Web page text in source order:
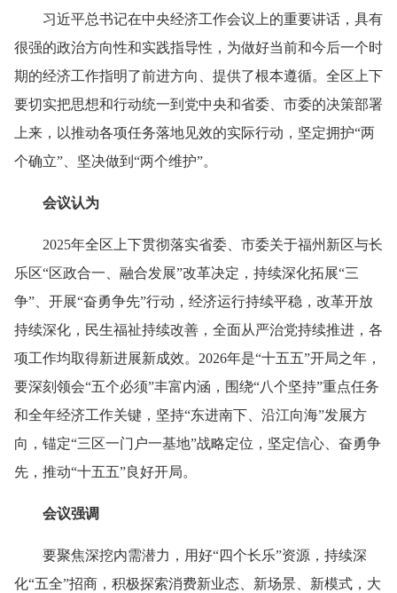
习近平总书记在中央经济工作会议上的重要讲话，具有
很强的政治方向性和实践指导性，为做好当前和今后一个时
期的经济工作指明了前进方向、提供了根本遵循。全区上下
要切实把思想和行动统一到党中央和省委、市委的决策部署
上来，以推动各项任务落地见效的实际行动，坚定拥护“两
个确立”、坚决做到“两个维护”。
会议认为
2025年全区上下贯彻落实省委、市委关于福州新区与长
乐区“区政合一、融合发展”改革决定，持续深化拓展“三
争”、开展“奋勇争先”行动，经济运行持续平稳，改革开放
持续深化，民生福祉持续改善，全面从严治党持续推进，各
项工作均取得新进展新成效。2026年是“十五五”开局之年，
要深刻领会“五个必须”丰富内涵，围绕“八个坚持”重点任务
和全年经济工作关键，坚持“东进南下、沿江向海”发展方
向，锚定“三区一门户一基地”战略定位，坚定信心、奋勇争
先，推动“十五五”良好开局。
会议强调
要聚焦深挖内需潜力，用好“四个长乐”资源，持续深
化“五全”招商，积极探索消费新业态、新场景、新模式，大